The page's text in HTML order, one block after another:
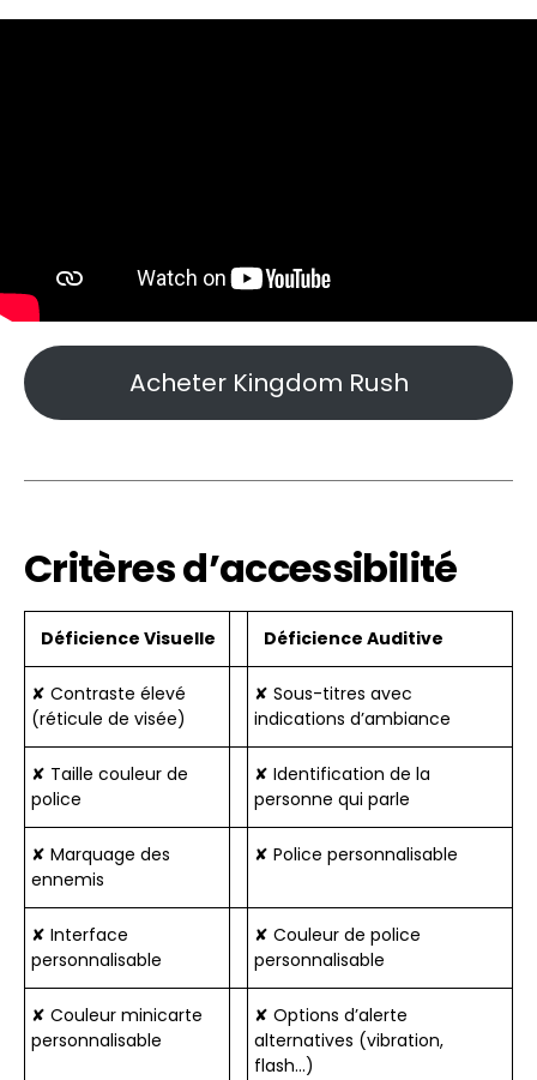
Acheter Kingdom Rush
Critères d’accessibilité
Déficience Visuelle Déficience Auditive
✘ Contraste élevé
(réticule de visée)
✘ Sous-titres avec
indications d’ambiance
✘ Taille couleur de
police
✘ Identification de la
personne qui parle
✘ Marquage des
ennemis
✘ Police personnalisable
✘ Interface
personnalisable
✘ Couleur de police
personnalisable
✘ Couleur minicarte
personnalisable
✘ Options d’alerte
alternatives (vibration,
flash…)